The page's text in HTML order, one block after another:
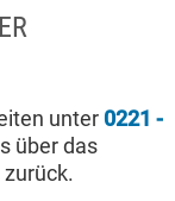
unter 0221 -
über das
zurück.